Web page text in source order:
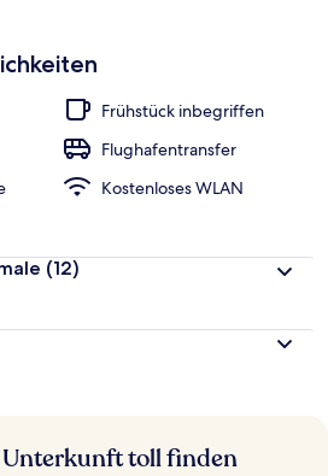
Frühstück inbegriffen
Flughafentransfer
Kostenloses WLAN
(12)
toll finden